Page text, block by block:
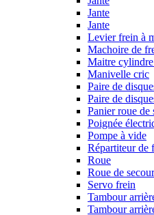
Jante
Jante
Levier frein à
Machoire de
Maitre
Manivelle cric
Paire de
Paire de
Panier roue de
Poignée
Pompe à vide
Répartiteur de
Roue
Roue de
Servo frein
Tambour
Tambour